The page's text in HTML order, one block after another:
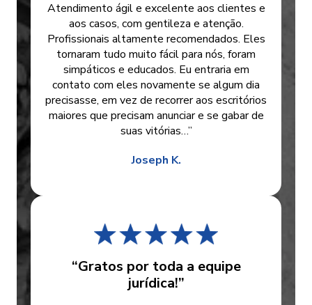
Atendimento ágil e excelente aos clientes e
aos casos, com gentileza e atenção.
Profissionais altamente recomendados. Eles
tornaram tudo muito fácil para nós, foram
simpáticos e educados. Eu entraria em
contato com eles novamente se algum dia
precisasse, em vez de recorrer aos escritórios
maiores que precisam anunciar e se gabar de
suas vitórias…”
Joseph K.
“Gratos por toda a equipe
jurídica!”